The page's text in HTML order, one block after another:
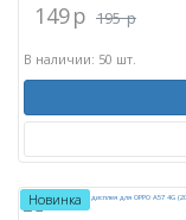
149p 195 p
В наличии: 50 шт.
Новинка